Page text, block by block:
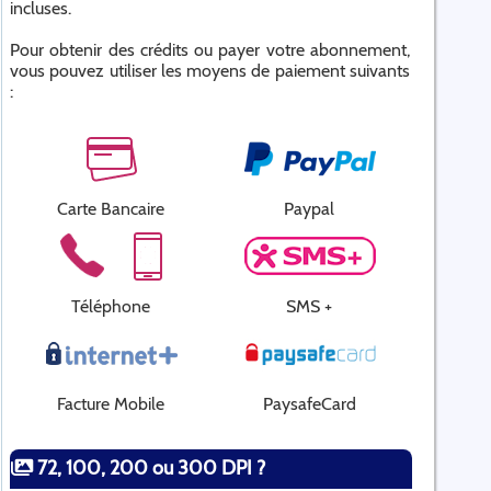
incluses.
Pour obtenir des crédits ou payer votre abonnement,
vous pouvez utiliser les moyens de paiement suivants
:
Carte Bancaire Paypal
Téléphone SMS +
Facture Mobile PaysafeCard
72, 100, 200 ou 300 DPI ?